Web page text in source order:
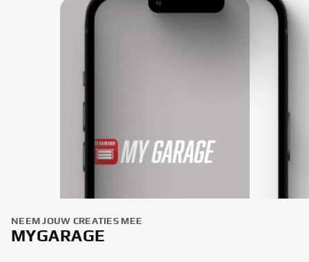
NEEM JOUW CREATIES MEE
MYGARAGE